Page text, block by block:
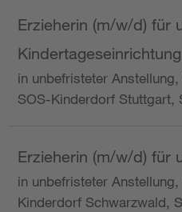
Erzieherin (m/w/d) für
Kindertageseinrichtung
in unbefristeter
SOS-Kinderdorf Stuttgart,
Erzieherin (m/w/d) für
in unbefristeter
Kinderdorf Schwarzwald,